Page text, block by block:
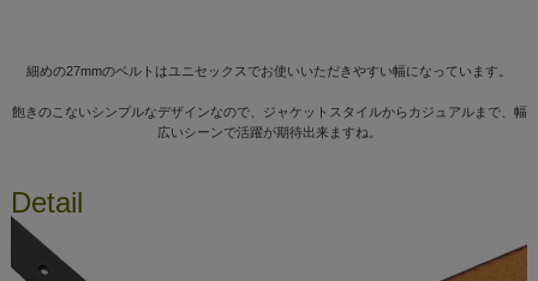
細めの27mmのベルトはユニセックスでお使いいただきやすい幅になっています。
飽きのこないシンプルなデザインなので、ジャケットスタイルからカジュアルまで、幅
広いシーンで活躍が期待出来ますね。
Detail